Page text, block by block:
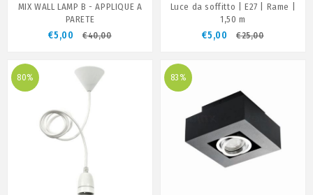
MIX WALL LAMP B - APPLIQUE A
PARETE
€5,00 €40,00
Luce da soffitto | E27 | Rame |
1,50 m
€5,00 €25,00
80% 83%